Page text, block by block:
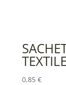
TEXTILE
0,85 €